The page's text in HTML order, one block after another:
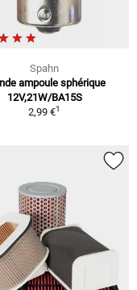
Spahn
ampoule sphérique
12V,21W/BA15S
2,99 €1